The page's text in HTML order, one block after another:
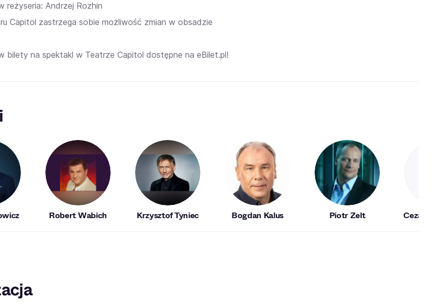
reżyseria: Andrzej Rozhin
Capitol zastrzega sobie możliwość zmian w obsadzie
bilety na spektakl w Teatrze Capitol dostępne na eBilet.pl!
Robert Wabich Krzysztof Tyniec Bogdan Kalus Piotr Zelt Cezary